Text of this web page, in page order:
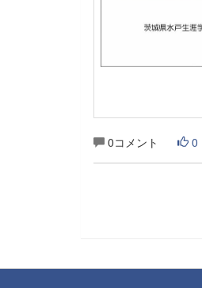
0コメント 0